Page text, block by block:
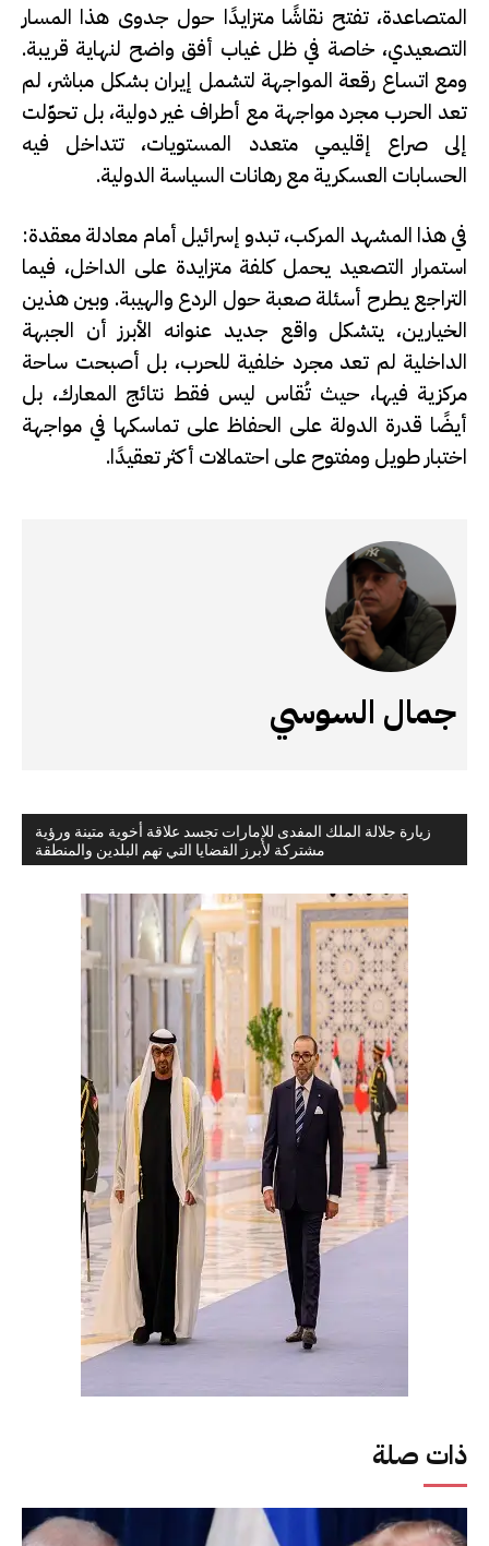
زيارة جلالة الملك المفدى للإمارات تجسد علاقة أخوية متينة ورؤية
مشتركة لأبرز القضايا التي تهم البلدين والمنطقة
ذات صلة
المتصاعدة، تفتح نقاشًا متزايدًا حول جدوى هذا المسار
التصعيدي، خاصة في ظل غياب أفق واضح لنهاية قريبة.
ومع اتساع رقعة المواجهة لتشمل إيران بشكل مباشر، لم
تعد الحرب مجرد مواجهة مع أطراف غير دولية، بل تحوّلت
إلى صراع إقليمي متعدد المستويات، تتداخل فيه
الحسابات العسكرية مع رهانات السياسة الدولية.
في هذا المشهد المركب، تبدو إسرائيل أمام معادلة معقدة:
استمرار التصعيد يحمل كلفة متزايدة على الداخل، فيما
التراجع يطرح أسئلة صعبة حول الردع والهيبة. وبين هذين
الخيارين، يتشكل واقع جديد عنوانه الأبرز أن الجبهة
الداخلية لم تعد مجرد خلفية للحرب، بل أصبحت ساحة
مركزية فيها، حيث تُقاس ليس فقط نتائج المعارك، بل
أيضًا قدرة الدولة على الحفاظ على تماسكها في مواجهة
اختبار طويل ومفتوح على احتمالات أكثر تعقيدًا.
جمال السوسي